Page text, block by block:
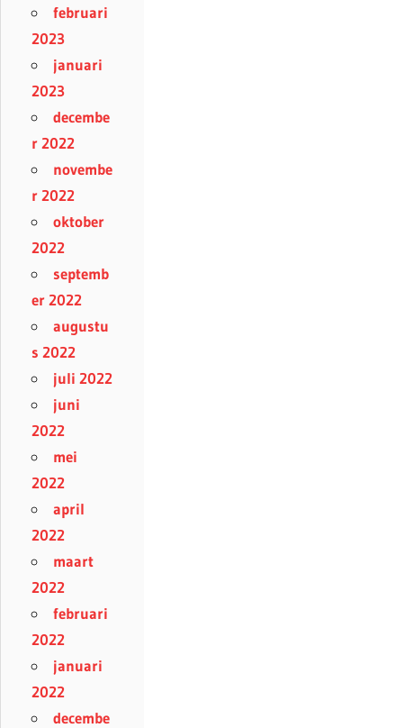
februari
2023
januari
2023
decembe
r 2022
novembe
r 2022
oktober
2022
septemb
er 2022
augustu
s 2022
juli 2022
juni
2022
mei
2022
april
2022
maart
2022
februari
2022
januari
2022
decembe